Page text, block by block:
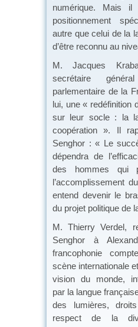
numérique. Mais
positionnement
autre que celui de la
d’être reconnu au
M. Jacques
secrétaire
parlementaire de la
lui, une « redéfinition
sur leur socle : la
coopération ». Il
Senghor : « Le
dépendra de
des hommes qui
l’accomplissement
entend devenir le
du projet politique de
M. Thierry Verdel,
Senghor à
francophonie
scène internationale
vision du monde,
par la langue
des lumières,
respect de la